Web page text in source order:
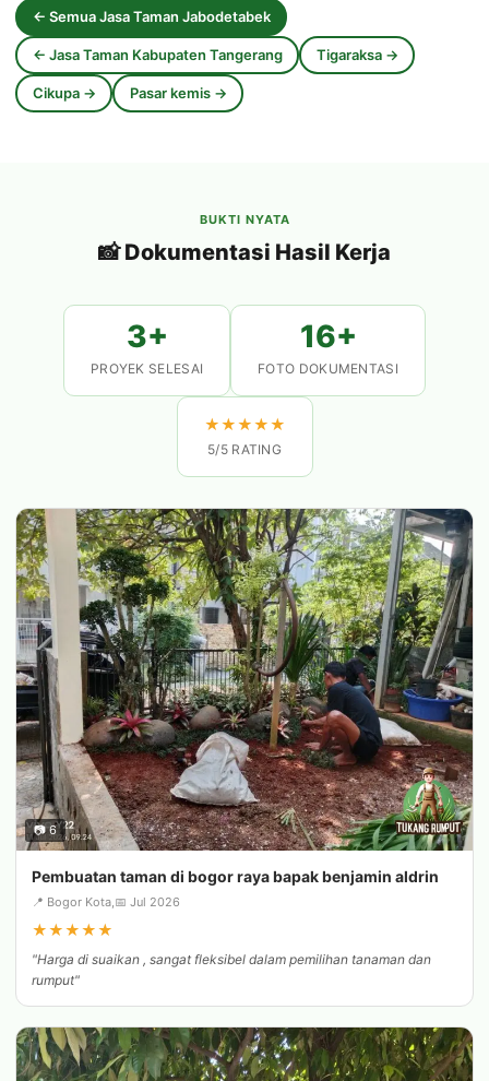
← Semua Jasa Taman Jabodetabek
← Jasa Taman Kabupaten Tangerang Tigaraksa →
Cikupa → Pasar kemis →
BUKTI NYATA
📸 Dokumentasi Hasil Kerja
3+
PROYEK SELESAI
16+
FOTO DOKUMENTASI
★★★★★
5/5 RATING
📷 6
Pembuatan taman di bogor raya bapak benjamin aldrin
📍 Bogor Kota,📅 Jul 2026
★★★★★
"Harga di suaikan , sangat fleksibel dalam pemilihan tanaman dan
rumput"